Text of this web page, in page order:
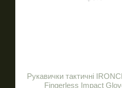
Рукавички тактичні
Fingerless Impact